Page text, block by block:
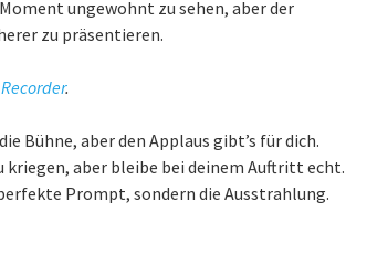
ungewohnt zu sehen, aber der
zu präsentieren.
.
Bühne, aber den Applaus gibt’s für dich.
kriegen, aber bleibe bei deinem Auftritt echt.
Prompt, sondern die Ausstrahlung.